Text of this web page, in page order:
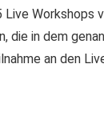
Workshops
die in dem
an den